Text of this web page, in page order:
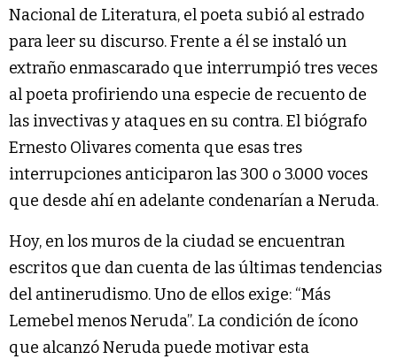
Nacional de Literatura, el poeta subió al estrado
para leer su discurso. Frente a él se instaló un
extraño enmascarado que interrumpió tres veces
al poeta profiriendo una especie de recuento de
las invectivas y ataques en su contra. El biógrafo
Ernesto Olivares comenta que esas tres
interrupciones anticiparon las 300 o 3.000 voces
que desde ahí en adelante condenarían a Neruda.
Hoy, en los muros de la ciudad se encuentran
escritos que dan cuenta de las últimas tendencias
del antinerudismo. Uno de ellos exige: “Más
Lemebel menos Neruda”. La condición de ícono
que alcanzó Neruda puede motivar esta